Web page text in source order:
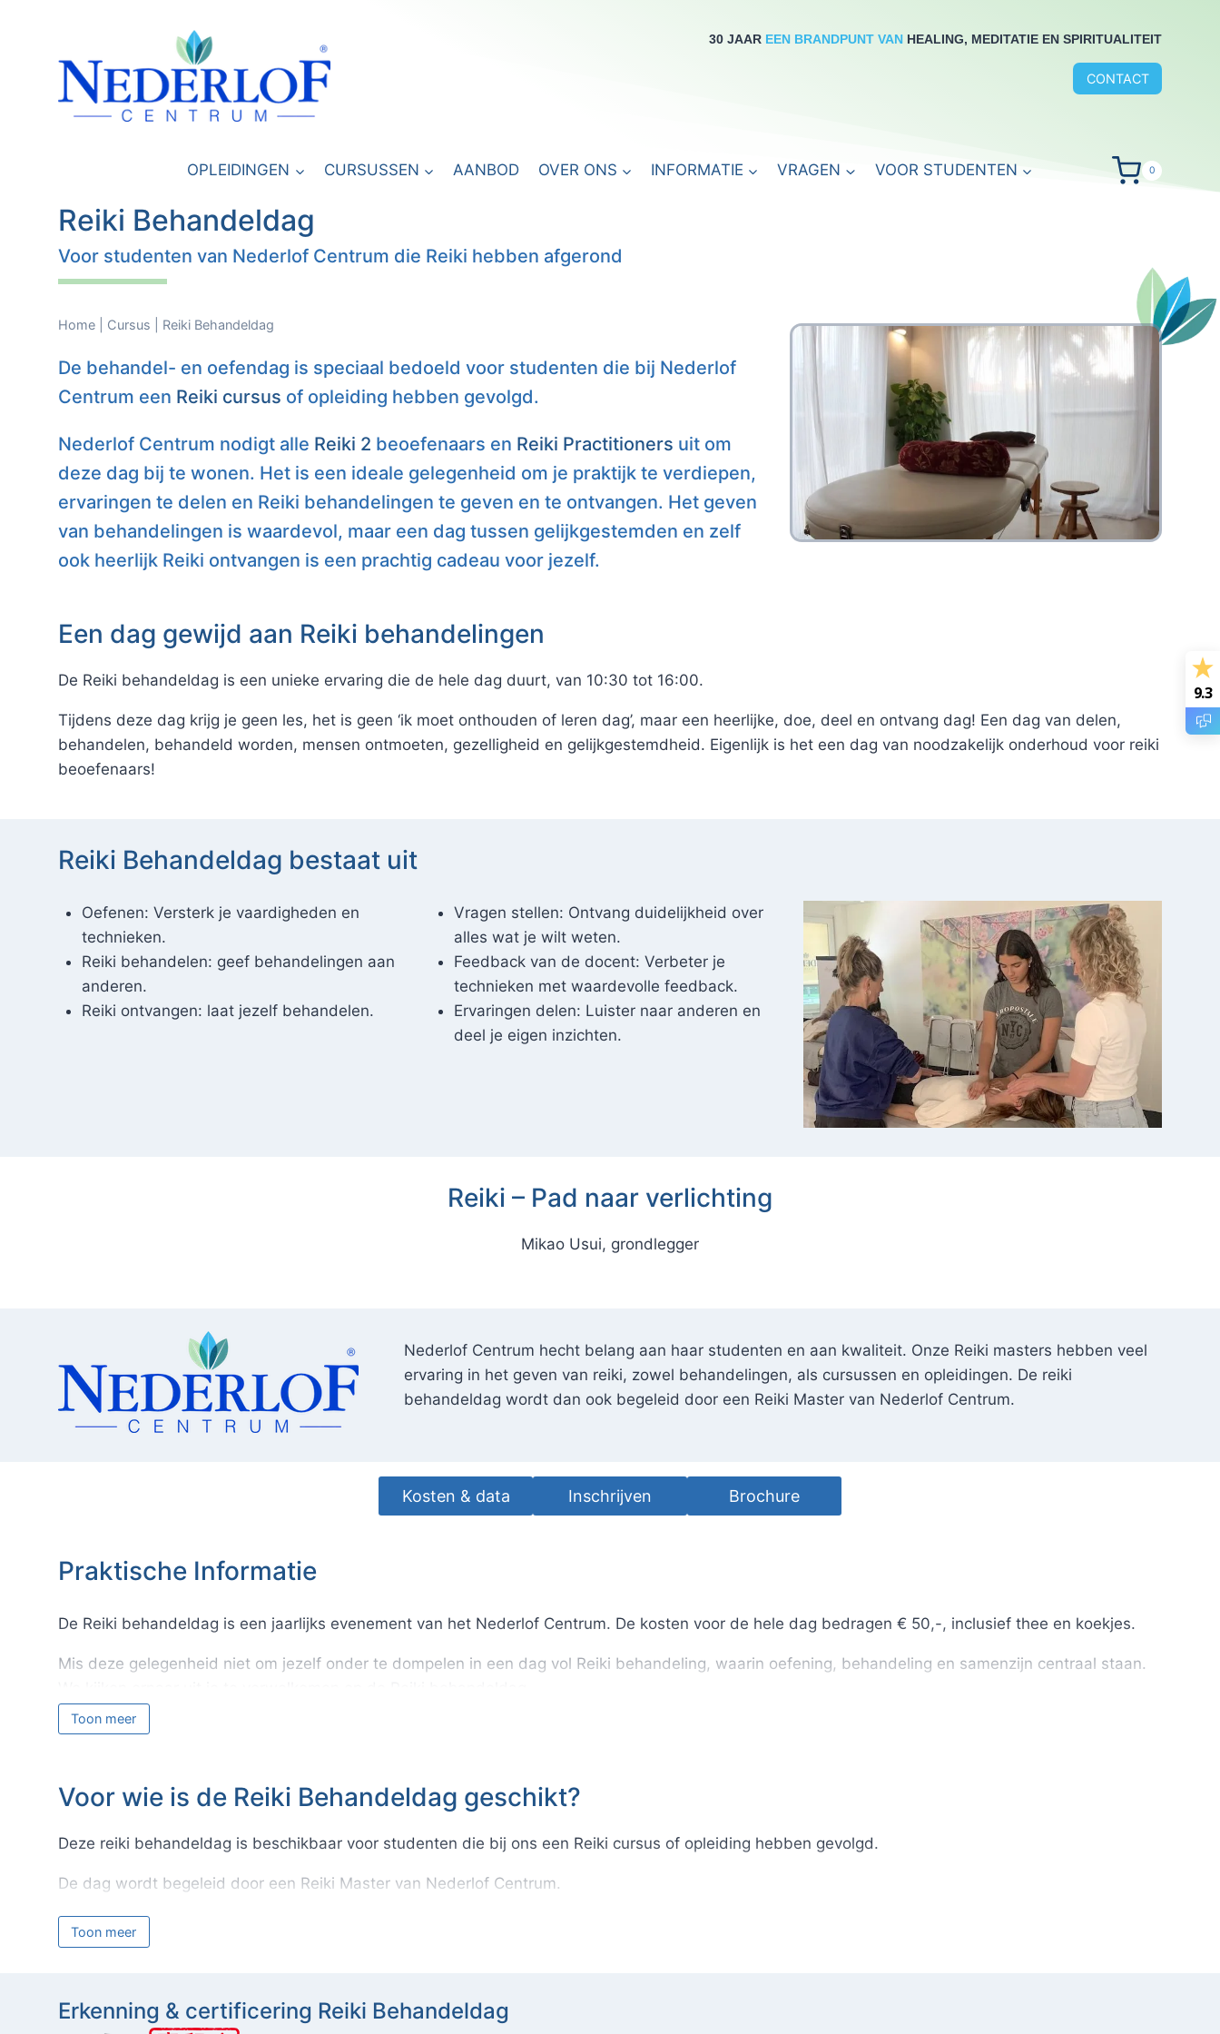
30 JAAR EEN BRANDPUNT VAN HEALING, MEDITATIE EN SPIRITUALITEIT
CONTACT
OPLEIDINGEN CURSUSSEN AANBOD OVER ONS INFORMATIE VRAGEN VOOR STUDENTEN 0
Reiki Behandeldag
Voor studenten van Nederlof Centrum die Reiki hebben afgerond
Home Cursus Reiki Behandeldag
De behandel- en oefendag is speciaal bedoeld voor studenten die bij Nederlof
Centrum een Reiki cursus of opleiding hebben gevolgd.
Nederlof Centrum nodigt alle Reiki 2 beoefenaars en Reiki Practitioners uit om
deze dag bij te wonen. Het is een ideale gelegenheid om je praktijk te verdiepen,
ervaringen te delen en Reiki behandelingen te geven en te ontvangen. Het geven
van behandelingen is waardevol, maar een dag tussen gelijkgestemden en zelf
ook heerlijk Reiki ontvangen is een prachtig cadeau voor jezelf.
Een dag gewijd aan Reiki behandelingen
De Reiki behandeldag is een unieke ervaring die de hele dag duurt, van 10:30 tot 16:00.
Tijdens deze dag krijg je geen les, het is geen ‘ik moet onthouden of leren dag’, maar een heerlijke, doe, deel en ontvang dag! Een dag van delen,
behandelen, behandeld worden, mensen ontmoeten, gezelligheid en gelijkgestemdheid. Eigenlijk is het een dag van noodzakelijk onderhoud voor reiki
beoefenaars!
Reiki Behandeldag bestaat uit
Oefenen: Versterk je vaardigheden en
technieken.
Reiki behandelen: geef behandelingen aan
anderen.
Reiki ontvangen: laat jezelf behandelen.
Vragen stellen: Ontvang duidelijkheid over
alles wat je wilt weten.
Feedback van de docent: Verbeter je
technieken met waardevolle feedback.
Ervaringen delen: Luister naar anderen en
deel je eigen inzichten.
Reiki – Pad naar verlichting
Mikao Usui, grondlegger
Nederlof Centrum hecht belang aan haar studenten en aan kwaliteit. Onze Reiki masters hebben veel
ervaring in het geven van reiki, zowel behandelingen, als cursussen en opleidingen. De reiki
behandeldag wordt dan ook begeleid door een Reiki Master van Nederlof Centrum.
Kosten & data Inschrijven Brochure
Praktische Informatie De Reiki behandeldag is een jaarlijks evenement van het Nederlof Centrum. De kosten voor de hele dag bedragen € 50,-, inclusief
Praktische Informatie
De Reiki behandeldag is een jaarlijks evenement van het Nederlof Centrum. De kosten voor de hele dag bedragen € 50,-, inclusief thee en koekjes.
Mis deze gelegenheid niet om jezelf onder te dompelen in een dag vol Reiki behandeling, waarin oefening, behandeling en samenzijn centraal staan.
Let op:Vanwege praktische redenen zijn de beschikbare plekken beperkt. Zorg ervoor dat je jouw plek reserveert voor deze bijzondere dag vol Reiki
Toon meer
Voor wie is de Reiki Behandeldag geschikt? Deze reiki behandeldag is beschikbaar voor studenten die bij ons een Reiki cursus of opleiding hebben
Voor wie is de Reiki Behandeldag geschikt?
Deze reiki behandeldag is beschikbaar voor studenten die bij ons een Reiki cursus of opleiding hebben gevolgd.
De dag wordt begeleid door een Reiki Master van Nederlof Centrum.
De dag is toegankelijk voor:
Toon meer
Erkenning & certificering Reiki Behandeldag
9.3